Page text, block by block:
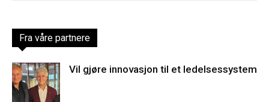
Fra våre partnere
Vil gjøre innovasjon til et ledelsessystem